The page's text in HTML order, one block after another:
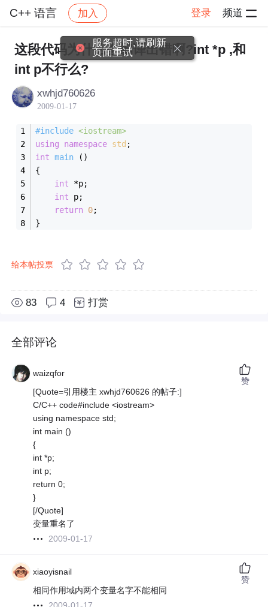
C++ 语言 加入 登录 频道
社区 C++ 语言 帖子详情
这段代码为什么会编译出错啊?int *p ,和
int p不行么?
xwhjd760626
2009-01-17
#include <iostream>
using
namespace std ;
int main
()
{
int *p;
int p;
return 0;
}
给本帖投票
83 4 打赏
全部评论
waizqfor
[Quote=引用楼主 xwhjd760626 的帖子:]
C/C++ code#include <iostream>
using namespace std;
int main ()
{
int *p;
int p;
return 0;
}
[/Quote]
变量重名了
2009-01-17
赞
xiaoyisnail
相同作用域内两个变量名字不能相同
赞
服务超时,请刷新
页面重试